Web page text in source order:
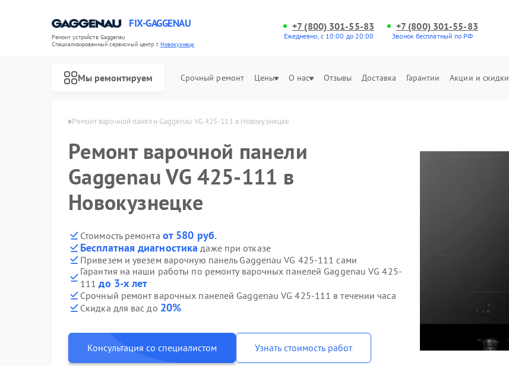
FIX-GAGGENAU
Ремонт устройств Gaggenau
Специализированный cервисный центр г.Новокузнецк
+7 (800) 301-55-83
Ежедневно, с 10:00 до 20:00
+7 (800) 301-55-83
Звонок бесплатный по РФ
Мы ремонтируем Срочный ремонт Цены О нас Отзывы Доставка Гарантии Акции и скидки
в Новокузнецке Ремонт варочной панели Gaggenau VG 425-111 в Новокузнецке
Ремонт варочной панели
Gaggenau VG 425-111 в
Новокузнецке
Стоимость ремонта от 580 руб.
Бесплатная диагностика даже при отказе
Привезем и увезем варочную панель Gaggenau VG 425-111 сами
Гарантия на наши работы по ремонту варочных панелей Gaggenau VG 425-
111до 3-х лет
Срочный ремонт варочных панелей Gaggenau VG 425-111 в течении часа
Скидка для вас до 20%
Консультация со специалистом Узнать стоимость работ